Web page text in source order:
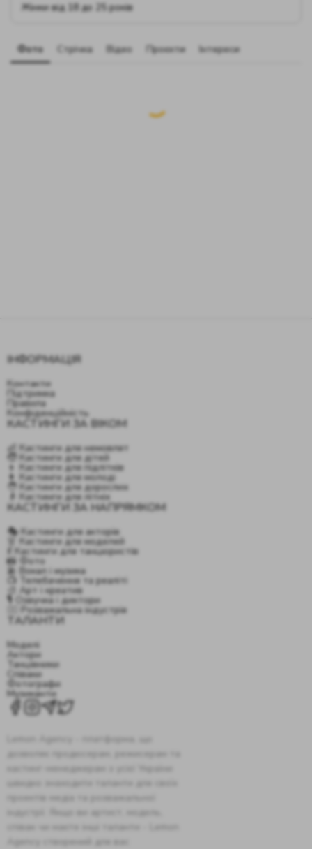
Жінки від 18 до 25 років
Фото Стрічка Відео Проєкти Інтереси
ІНФОРМАЦІЯ
Контакти
Підтримка
Правила
Конфіденційність
КАСТИНГИ ЗА ВІКОМ
👶 Кастинги для немовлят
🧒 Кастинги для дітей
👦 Кастинги для підлітків
👩 Кастинги для молоді
🧑 Кастинги для дорослих
👴 Кастинги для літніх
КАСТИНГИ ЗА НАПРЯМКОМ
🎭 Кастинги для акторів
👗 Кастинги для моделей
💃 Кастинги для танцюристів
📸 Фото
🎤 Вокал і музика
📺 Телебачення та реаліті
🎨 Арт і креатив
🎙️ Озвучка і диктори
🤹‍♂️ Розважальна індустрія
ТАЛАНТИ
Моделі
Актори
Танцівники
Співаки
Фотографи
Музиканти
Lemon Agency - платформа, що
дозволяє продюсерам, режисерам та
кастинг-менеджерам з усієї України
швидко знаходити таланти для своїх
проектів медіа та розважальної
індустрії. Якщо ви артист, модель,
співак чи маєте інші таланти - Lemon
Agency створений для вас